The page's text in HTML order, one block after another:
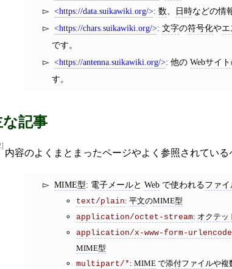
https://data.suikawiki.org/ :数、 日時などの情
https://chars.suikawiki.org/ :文字の符号化や
です。
https://antenna.suikawiki.org/ : 他のWebサイト
す。
な記事
内容のよくまとまったページやよく参照されている
MIME型: 電子メールとWeb で使われるファ
text/plain: 平文のMIME型
application/octet-stream: オクテッ
application/x-www-form-
MIME型
multipart/* : MIMEで添付ファイルや複